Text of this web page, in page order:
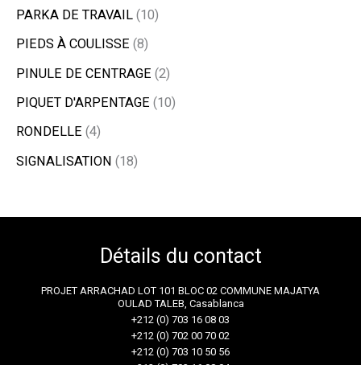
PARKA DE TRAVAIL 10
PIEDS À COULISSE 8
PINULE DE CENTRAGE 2
PIQUET D'ARPENTAGE 10
RONDELLE 4
SIGNALISATION 18
Détails du contact
PROJET ARRACHAD LOT 101 BLOC 02 COMMUNE MAJATYA
OULAD TALEB, Casablanca
+212 (0) 703 16 08 03
+212 (0) 702 00 70 02
+212 (0) 703 10 50 56